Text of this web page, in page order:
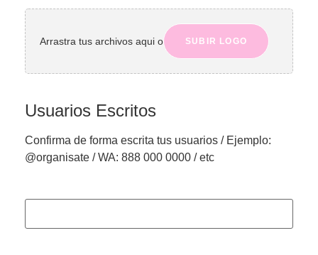
Arrastra tus archivos aqui o SUBIR LOGO
Usuarios Escritos
Confirma de forma escrita tus usuarios / Ejemplo:
@organisate / WA: 888 000 0000 / etc